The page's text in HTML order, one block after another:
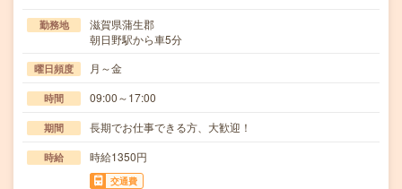
勤務地
滋賀県蒲生郡
朝日野駅から車5分
曜日頻度 月～金
時間 09:00～17:00
期間 長期でお仕事できる方、大歓迎！
時給 時給1350円
交通費